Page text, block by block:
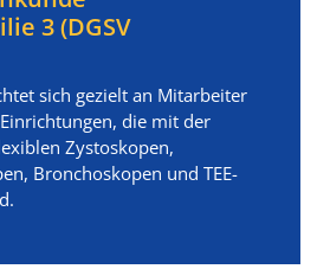
3 (DGSV
sich gezielt an Mitarbeiter
die mit der
Zystoskopen,
Bronchoskopen und TEE-